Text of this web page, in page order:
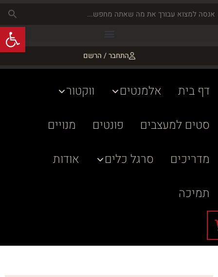
התחבר / הרשם
דף בית אלמנטים
ווקטור
סטים למעצבים
פונטים
מנויים
מדריכים
סרגל כלים
אודות
תמיכה